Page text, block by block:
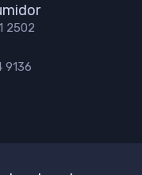
2502
9136